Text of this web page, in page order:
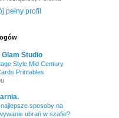
pełny profil
Glam Studio
Style Mid Century
Printables
sposoby na
ubrań w szafie?